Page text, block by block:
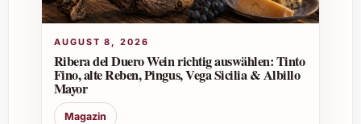
Einsatzmöglichkeiten und Empfehlungen
Ideal als Aperitif, um Gäste stilvoll zu
empfangen.
Perfekte Begleitung zu festlichen Menüs,
insbesondere zu Meeresfrüchten, hellem
AUGUST 8, 2026
Ribera del Duero Wein richtig auswählen: Tinto
Fino, alte Reben, Pingus, Vega Sicilia & Albillo
Mayor
Magazin